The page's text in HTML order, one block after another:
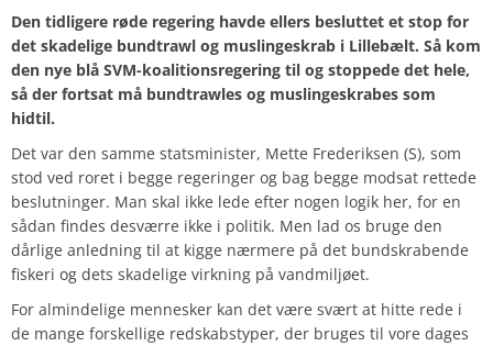
Den tidligere røde regering havde ellers besluttet et stop for
det skadelige bundtrawl og muslingeskrab i Lillebælt. Så kom
den nye blå SVM-koalitionsregering til og stoppede det hele,
så der fortsat må bundtrawles og muslingeskrabes som
hidtil.
Det var den samme statsminister, Mette Frederiksen (S), som
stod ved roret i begge regeringer og bag begge modsat rettede
beslutninger. Man skal ikke lede efter nogen logik her, for en
sådan findes desværre ikke i politik. Men lad os bruge den
dårlige anledning til at kigge nærmere på det bundskrabende
fiskeri og dets skadelige virkning på vandmiljøet.
For almindelige mennesker kan det være svært at hitte rede i
de mange forskellige redskabstyper, der bruges til vore dages